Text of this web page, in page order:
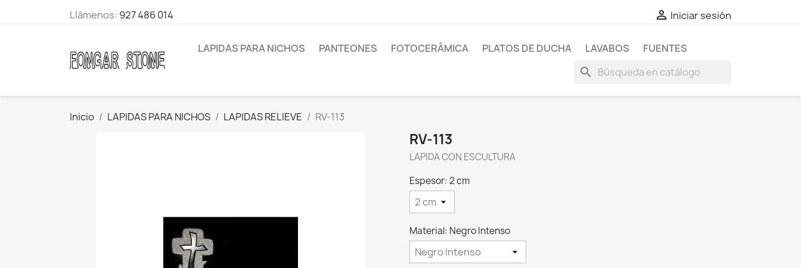
Llámenos: 927 486 014  Iniciar sesión
LAPIDAS PARA NICHOS PANTEONES FOTOCERÁMICA PLATOS DE DUCHA LAVABOS FUENTES
search
Inicio LAPIDAS PARA NICHOS LAPIDAS RELIEVE RV-113
RV-113
LAPIDA CON ESCULTURA
Espesor: 2 cm
Material: Negro Intenso